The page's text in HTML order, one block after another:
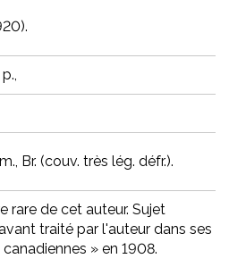
Br. (couv. très lég. défr.).
rare de cet auteur. Sujet
traité par l'auteur dans ses
canadiennes » en 1908.